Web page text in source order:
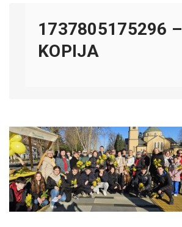
1737805175296 –
KOPIJA